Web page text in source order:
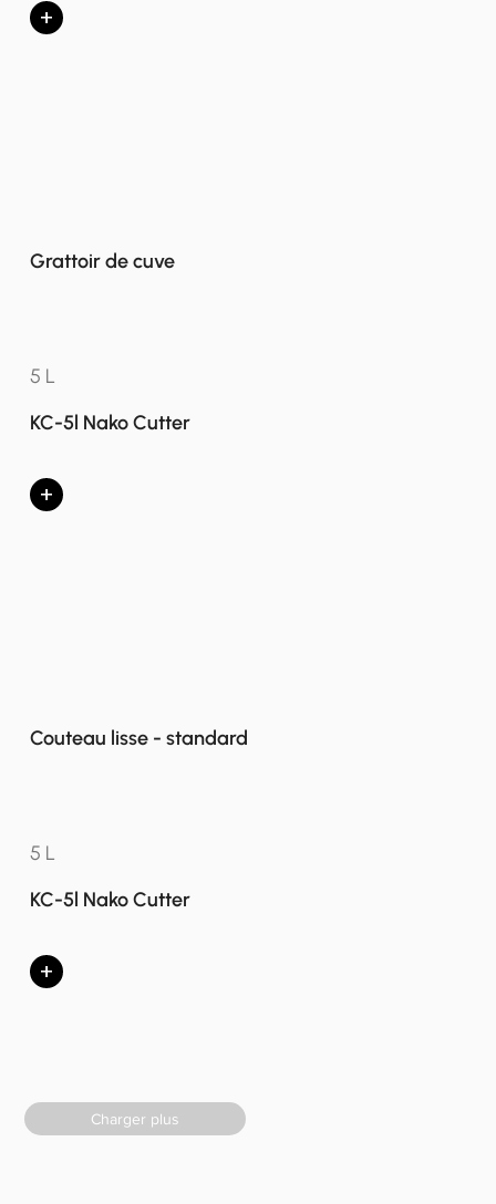
+
Grattoir de cuve
5 L
KC-5l Nako Cutter
+
Couteau lisse - standard
5 L
KC-5l Nako Cutter
+
Charger plus